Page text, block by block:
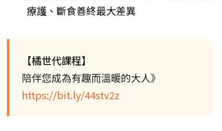
療護、斷食善終最大差異
【橘世代課程】
陪伴您成為有趣而溫暖的大人》
https://bit.ly/44stv2z